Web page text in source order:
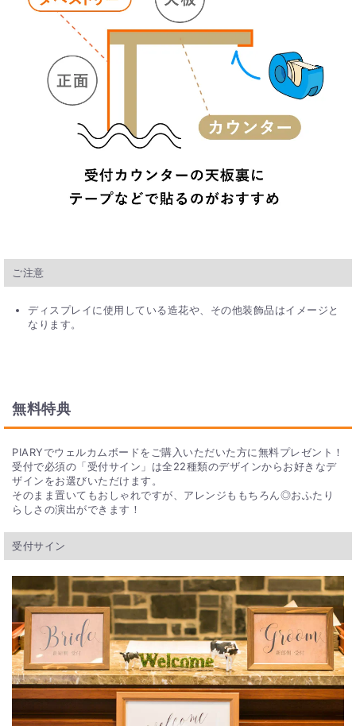
ご注意
ディスプレイに使用している造花や、その他装飾品はイメージと
なります。
無料特典
PIARYでウェルカムボードをご購入いただいた方に無料プレゼント！
受付で必須の「受付サイン」は全22種類のデザインからお好きなデ
ザインをお選びいただけます。
そのまま置いてもおしゃれですが、アレンジももちろん◎おふたり
らしさの演出ができます！
受付サイン